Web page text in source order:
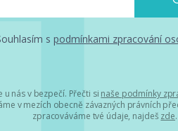
s podmínkami zpracování
nás v bezpečí. Přečti si naše podmínky
v mezích obecně závazných právních
zpracováváme tvé údaje, najdeš zde.